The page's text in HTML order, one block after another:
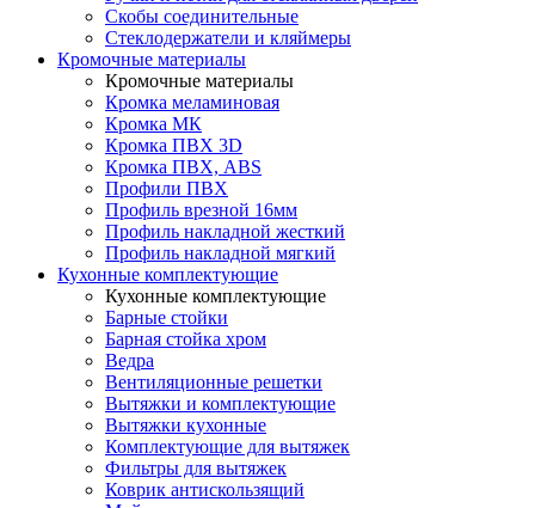
Скобы соединительные
Стеклодержатели и кляймеры
Кромочные материалы
Кромочные материалы
Кромка меламиновая
Кромка МК
Кромка ПВХ 3D
Кромка ПВХ, ABS
Профили ПВХ
Профиль врезной 16мм
Профиль накладной жесткий
Профиль накладной мягкий
Кухонные комплектующие
Кухонные комплектующие
Барные стойки
Барная стойка хром
Ведра
Вентиляционные решетки
Вытяжки и комплектующие
Вытяжки кухонные
Комплектующие для вытяжек
Фильтры для вытяжек
Коврик антискользящий